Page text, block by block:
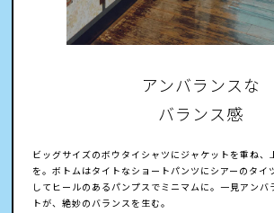
アンバランスな
バランス感
ビッグサイズのボウタイシャツにジャケットを重ね、
を。ボトムはタイトなショートパンツにシアーのタイ
してヒールのあるパンプスでミニマムに。一見アンバ
トが、絶妙のバランスを生む。